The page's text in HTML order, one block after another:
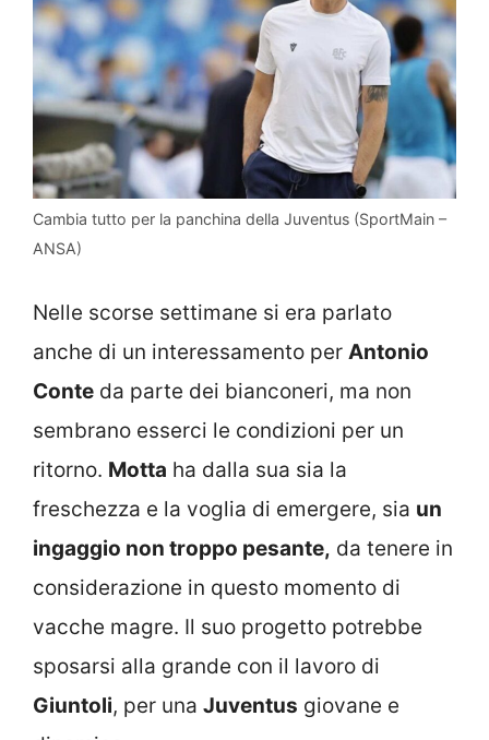
Cambia tutto per la panchina della Juventus (SportMain –
ANSA)
Nelle scorse settimane si era parlato
anche di un interessamento per Antonio
Conte da parte dei bianconeri, ma non
sembrano esserci le condizioni per un
ritorno. Motta ha dalla sua sia la
freschezza e la voglia di emergere, sia un
ingaggio non troppo pesante, da tenere in
considerazione in questo momento di
vacche magre. Il suo progetto potrebbe
sposarsi alla grande con il lavoro di
Giuntoli, per una Juventus giovane e